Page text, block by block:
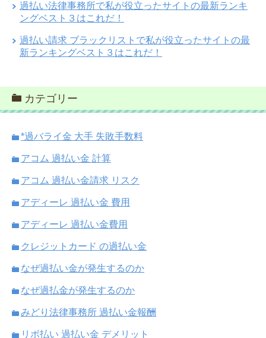
過払い法律事務所で私が役立ったサイトの最新ランキ
ングベスト３はこれだ！
過払い請求 ブラックリストで私が役立ったサイトの最
新ランキングベスト３はこれだ！
カテゴリー
*過バライ金 大手 失敗手数料
アコム 過払い金 計算
アコム 過払い金請求 リスク
アディーレ 過払い金 費用
アディーレ 過払い金費用
クレジットカード の過払い金
なぜ過払い金が発生するのか
なぜ過払金が発生するのか
みどり法律事務所 過払い金報酬
リボ払い 過払い金 デメリット